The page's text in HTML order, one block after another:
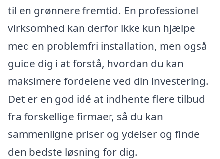
til en grønnere fremtid. En professionel
virksomhed kan derfor ikke kun hjælpe
med en problemfri installation, men også
guide dig i at forstå, hvordan du kan
maksimere fordelene ved din investering.
Det er en god idé at indhente flere tilbud
fra forskellige firmaer, så du kan
sammenligne priser og ydelser og finde
den bedste løsning for dig.